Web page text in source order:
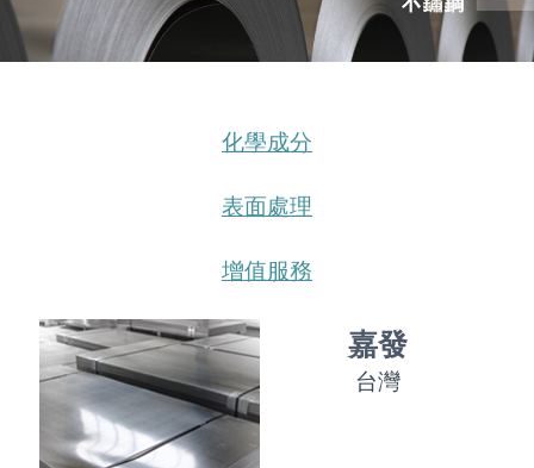
化學成分
表面處理
增值服務
嘉發
台灣